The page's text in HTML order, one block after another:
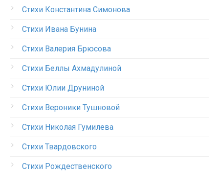
Стихи Константина Симонова
Стихи Ивана Бунина
Стихи Валерия Брюсова
Стихи Беллы Ахмадулиной
Стихи Юлии Друниной
Стихи Вероники Тушновой
Стихи Николая Гумилева
Стихи Твардовского
Стихи Рождественского